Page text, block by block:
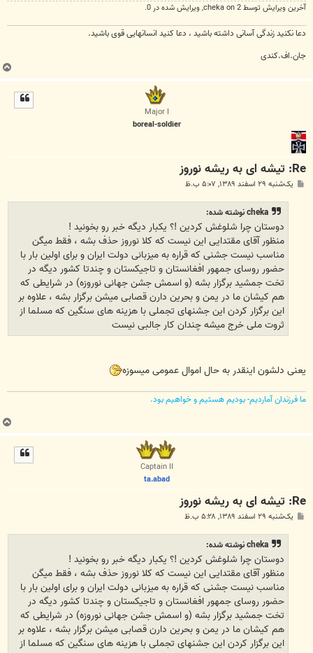
آخرین ويرايش توسط 2 on cheka, ويرايش شده در 0.
دعا نکنید زندگی آسانی داشته باشید ، دعا کنید انسانهایی قوی باشید.
جان.اف.کندی
ب
ا
Major I
boreal-soldier
Re: تیشه ای به ریشه نوروز
پ یک‌شنبه ۲۹ اسفند ۱۳۸۹, ۵:۰۷ ب.ظ
cheka نوشته شده:
دوستان چرا شلوغش کردین !؟ یکبار دیگه خبر رو بخونید !
منظور آقای مقتدایی این نیست که کلا نوروز حذف بشه ، فقط میگن
مناسب نیست جشنی که قراره به میزبانی دولت ایران و برای اولین بار با
حضور روسای جمهور افغانستان و تاجیکستان و چندتا کشور دیگه در
تخت جمشید برگزار بشه (و اسمش جشن جهانی نوروزه) در شرایطی که
هم کیشان ما در یمن و بحرین دارن قصابی میشن برگزار بشه ، علاوه بر
این برگزار کردن این جشنهای تجملی با هزینه های سنگین که مسلما از
ثروت ملی خرج میشه چندان کار جالبی نیست
یعنی دلشون اینقدر به حال اموال عمومی میسوزه
ما فرزندان آماردیم- بودیم هستیم و خواهیم بود.
ب
ا
Captain II
ta.abad
Re: تیشه ای به ریشه نوروز
پ یک‌شنبه ۲۹ اسفند ۱۳۸۹, ۵:۲۸ ب.ظ
cheka نوشته شده:
دوستان چرا شلوغش کردین !؟ یکبار دیگه خبر رو بخونید !
منظور آقای مقتدایی این نیست که کلا نوروز حذف بشه ، فقط میگن
مناسب نیست جشنی که قراره به میزبانی دولت ایران و برای اولین بار با
حضور روسای جمهور افغانستان و تاجیکستان و چندتا کشور دیگه در
تخت جمشید برگزار بشه (و اسمش جشن جهانی نوروزه) در شرایطی که
هم کیشان ما در یمن و بحرین دارن قصابی میشن برگزار بشه ، علاوه بر
این برگزار کردن این جشنهای تجملی با هزینه های سنگین که مسلما از